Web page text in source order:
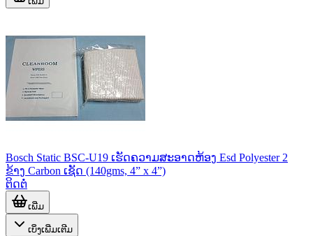
Bosch Static BSC-U19 ເຮັດຄວາມສະອາດຫ້ອງ Esd Polyester 2
ຂ້າງ Carbon ເຊັດ (140gms, 4” x 4”)
ຕິດຕໍ່
ເພີ່ມ
ເບິ່ງເພີ່ມເຕີມ